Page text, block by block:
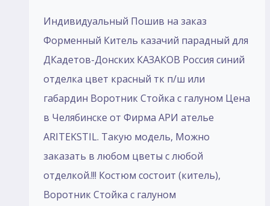
Индивидуальный Пошив на заказ
Форменный Китель казачий парадный для
ДКадетов-Донских КАЗАКОВ Россия синий
отделка цвет красный тк п/ш или
габардин Воротник Стойка с галуном Цена
в Челябинске от Фирма АРИ ателье
ARITEKSTIL. Такую модель, Mожно
заказать в любом цветы с любой
отделкой.!!! Костюм состоит (китель),
Воротник Стойка с галуном